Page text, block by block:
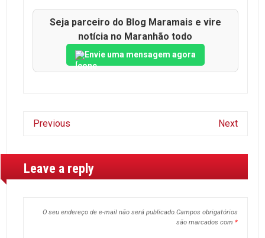
Seja parceiro do Blog Maramais e vire
notícia no Maranhão todo
Envie uma mensagem agora
Previous Next
Leave a reply
O seu endereço de e-mail não será publicado.Campos obrigatórios
são marcados com *